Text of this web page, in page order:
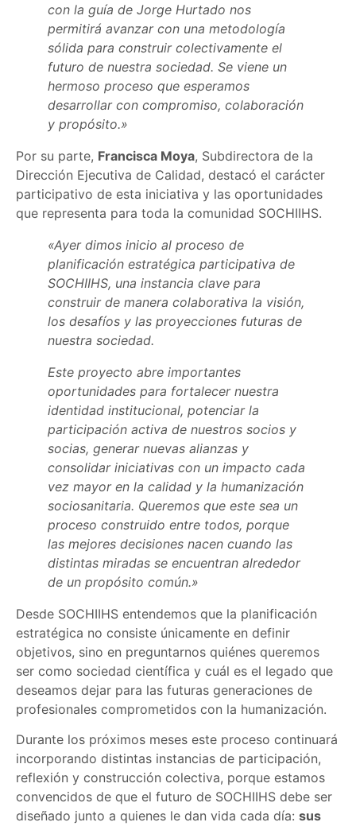
con la guía de Jorge Hurtado nos
permitirá avanzar con una metodología
sólida para construir colectivamente el
futuro de nuestra sociedad. Se viene un
hermoso proceso que esperamos
desarrollar con compromiso, colaboración
y propósito.»
Por su parte, Francisca Moya, Subdirectora de la
Dirección Ejecutiva de Calidad, destacó el carácter
participativo de esta iniciativa y las oportunidades
que representa para toda la comunidad SOCHIIHS.
«Ayer dimos inicio al proceso de
planificación estratégica participativa de
SOCHIIHS, una instancia clave para
construir de manera colaborativa la visión,
los desafíos y las proyecciones futuras de
nuestra sociedad.
Este proyecto abre importantes
oportunidades para fortalecer nuestra
identidad institucional, potenciar la
participación activa de nuestros socios y
socias, generar nuevas alianzas y
consolidar iniciativas con un impacto cada
vez mayor en la calidad y la humanización
sociosanitaria. Queremos que este sea un
proceso construido entre todos, porque
las mejores decisiones nacen cuando las
distintas miradas se encuentran alrededor
de un propósito común.»
Desde SOCHIIHS entendemos que la planificación
estratégica no consiste únicamente en definir
objetivos, sino en preguntarnos quiénes queremos
ser como sociedad científica y cuál es el legado que
deseamos dejar para las futuras generaciones de
profesionales comprometidos con la humanización.
Durante los próximos meses este proceso continuará
incorporando distintas instancias de participación,
reflexión y construcción colectiva, porque estamos
convencidos de que el futuro de SOCHIIHS debe ser
diseñado junto a quienes le dan vida cada día: sus